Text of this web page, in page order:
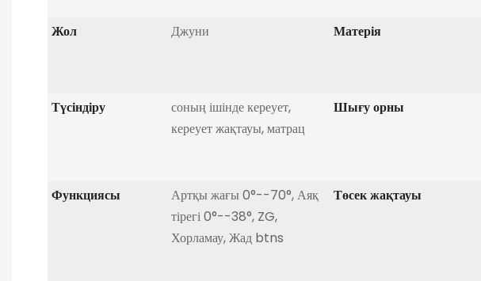
Жол Джуни Матерія
Түсіндіру
соның ішінде кереует,
кереует жақтауы, матрац
Шығу орны
Функциясы
Артқы жағы 0°--70°, Аяқ
тірегі 0°--38°, ZG,
Хорламау, Жад btns
Төсек жақтауы